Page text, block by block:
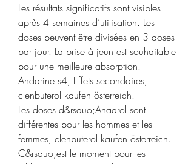
Les résultats significatifs sont visibles
après 4 semaines d’utilisation. Les
doses peuvent être divisées en 3 doses
par jour. La prise à jeun est souhaitable
pour une meilleure absorption.
Andarine s4, Effets secondaires,
clenbuterol kaufen österreich.
Les doses d&rsquo;Anadrol sont
différentes pour les hommes et les
femmes, clenbuterol kaufen österreich.
C&rsquo;est le moment pour les